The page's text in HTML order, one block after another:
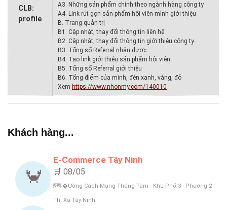
CLB:
profile
A3. Những sản phẩm chính theo ngành hàng công ty
A4. Link rút gọn sản phẩm hội viên mình giới thiệu
B. Trang quản trị
B1. Cập nhật, thay đổi thông tin liên hệ
B2. Cập nhật, thay đổi thông tin giới thiệu công ty
B3. Tổng số Referral nhận được
B4. Tạo link giới thiệu sản phẩm hội viên
B5. Tổng số Referral giới thiệu
B6. Tổng điểm của mình, đèn xanh, vàng, đỏ
Xem https://www.nhonmy.com/140010
Khách hàng...
🦀
E-Commerce Tây Ninh
🛒 08/05
🗺️ �ường Cách Mạng Tháng Tám - Khu Phố 3 - Phường 2 -
Thị Xã Tây Ninh